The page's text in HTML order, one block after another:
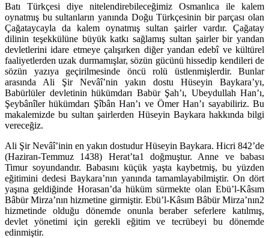
Batı Türkçesi diye nitelendirebileceğimiz Osmanlıca ile kalem
oynatmış bu sultanların yanında Doğu Türkçesinin bir parçası olan
Çağataycayla da kalem oynatmış sultan şairler vardır. Çağatay
dilinin teşekkülüne büyük katkı sağlamış sultan şairler bir yandan
devletlerini idare etmeye çalışırken diğer yandan edebî ve kültürel
faaliyetlerden uzak durmamışlar, sözün gücünü hissedip kendileri de
sözün yazıya geçirilmesinde öncü rolü üstlenmişlerdir. Bunlar
arasında Ali Şir Nevâî’nin yakın dostu Hüseyin Baykara’yı,
Babürlüler devletinin hükümdarı Babür Şah’ı, Ubeydullah Han’ı,
Şeybânîler hükümdarı Şîbân Han’ı ve Ömer Han’ı sayabiliriz. Bu
makalemizde bu sultan şairlerden Hüseyin Baykara hakkında bilgi
vereceğiz.
Ali Şir Nevâî’inin en yakın dostudur Hüseyin Baykara. Hicri 842’de
(Haziran-Temmuz 1438) Herat’ta1 doğmuştur. Anne ve babası
Timur soyundandır. Babasını küçük yaşta kaybetmiş, bu yüzden
eğitimini dedesi Baykara’nın yanında tamamlayabilmiştir. On dört
yaşına geldiğinde Horasan’da hüküm sürmekte olan Ebü’l-Kâsım
Bâbür Mirza’nın hizmetine girmiştir. Ebü’l-Kâsım Bâbür Mirza’nın2
hizmetinde olduğu dönemde onunla beraber seferlere katılmış,
devlet yönetimi için gerekli eğitim ve tecrübeyi bu dönemde
edinmiştir.